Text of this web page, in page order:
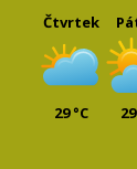
Čtvrtek
29 °C